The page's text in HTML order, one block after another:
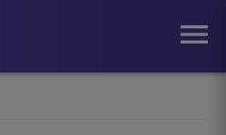
menu